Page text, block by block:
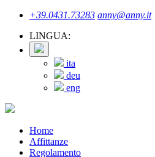
+39.0431.73283 anny@anny.it
LINGUA:
ita
deu
eng
Home
Affittanze
Regolamento